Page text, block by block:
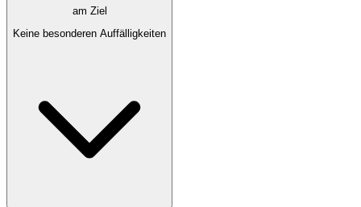
am Ziel
Keine besonderen Auffälligkeiten